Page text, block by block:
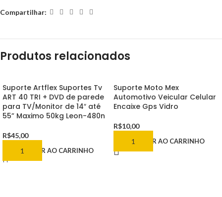
Compartilhar:
Produtos relacionados
Suporte Artflex Suportes Tv
ART 40 TRI + DVD de parede
para TV/Monitor de 14″ até
55” Maximo 50kg Leon-480n
R$45,00
ADICIONAR AO CARRINHO
Suporte Moto Mex
Automotivo Veicular Celular
Encaixe Gps Vidro
R$10,00
ADICIONAR AO CARRINHO